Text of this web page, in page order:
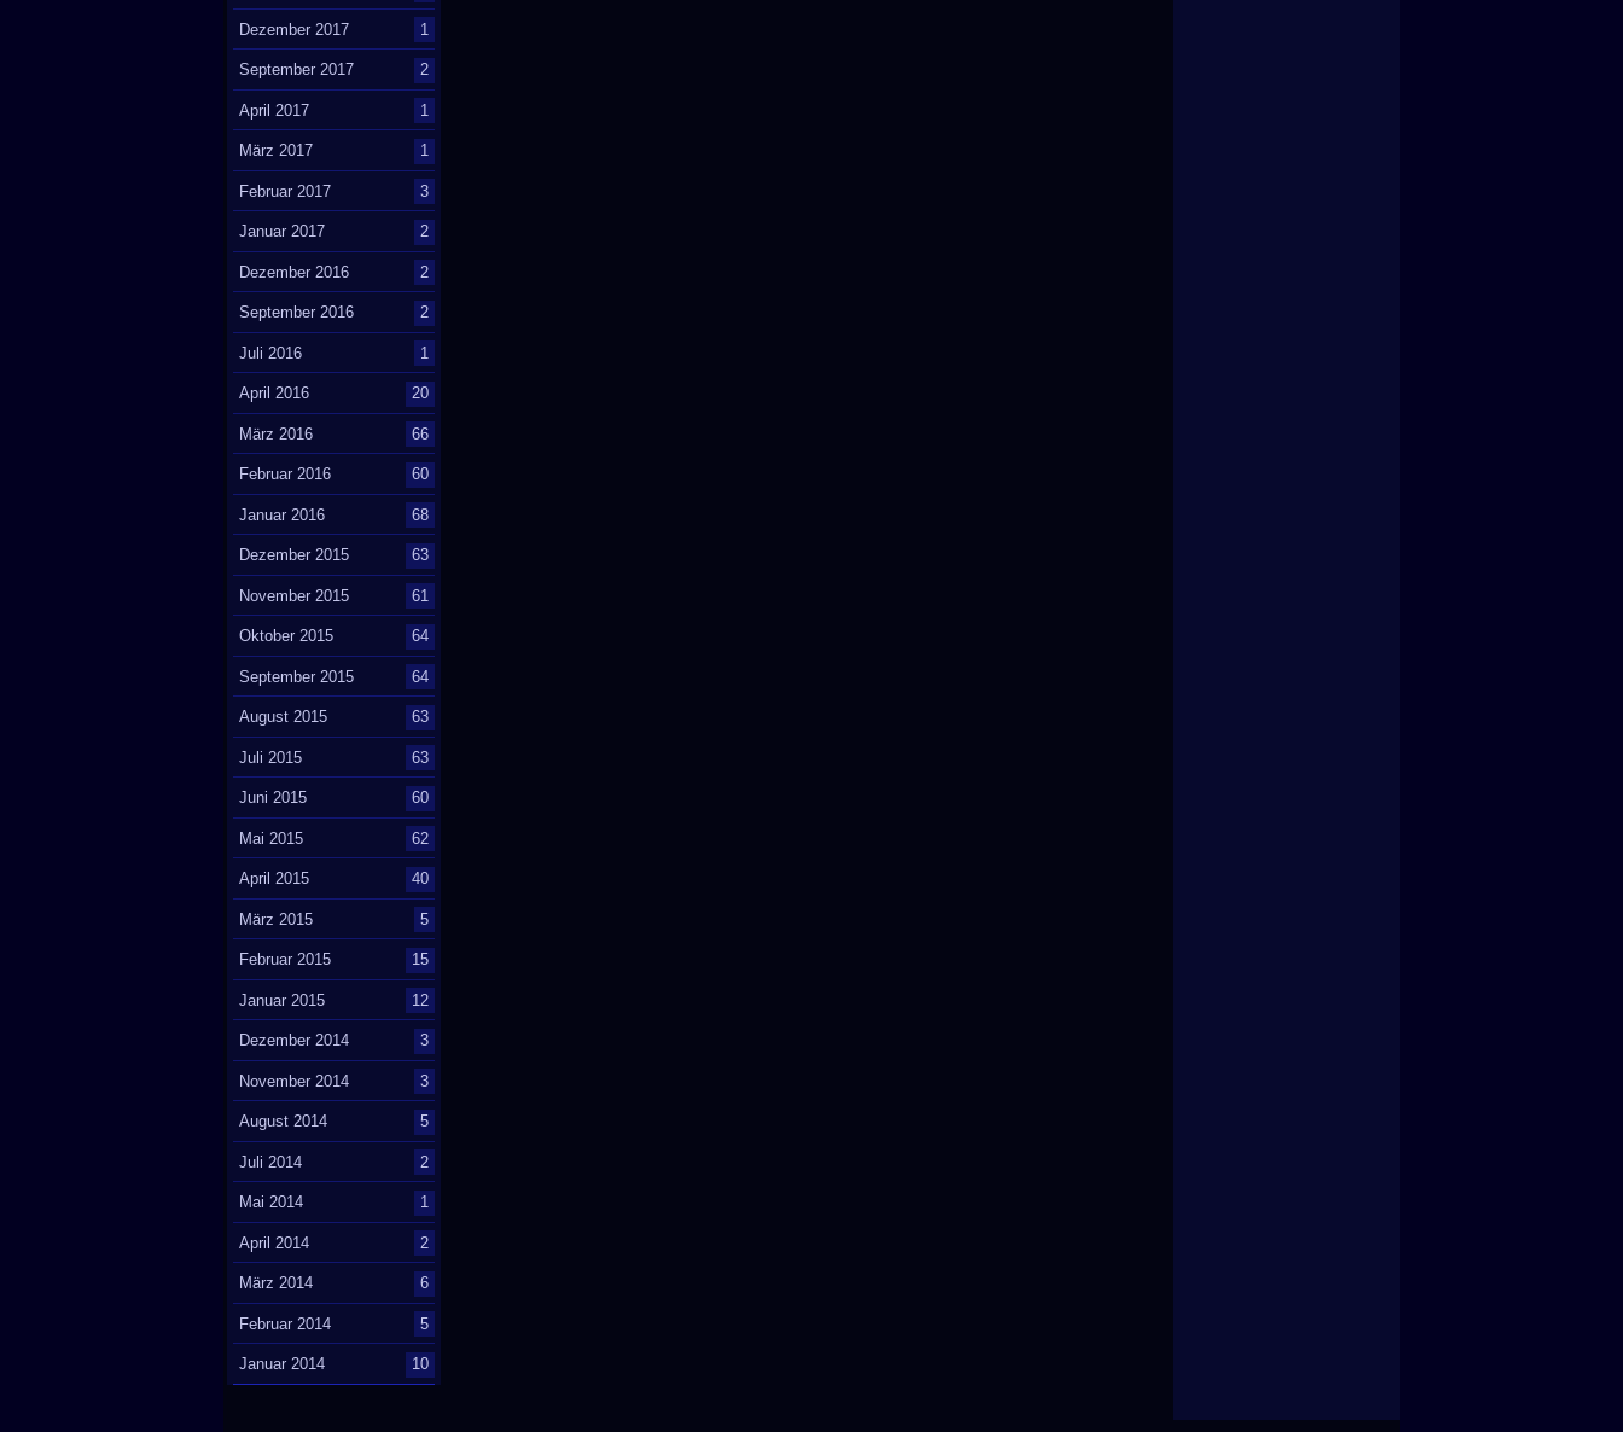
Dezember 2017 1
September 2017 2
April 2017 1
März 2017 1
Februar 2017 3
Januar 2017 2
Dezember 2016 2
September 2016 2
Juli 2016 1
April 2016 20
März 2016 66
Februar 2016 60
Januar 2016 68
Dezember 2015 63
November 2015 61
Oktober 2015 64
September 2015 64
August 2015 63
Juli 2015 63
Juni 2015 60
Mai 2015 62
April 2015 40
März 2015 5
Februar 2015 15
Januar 2015 12
Dezember 2014 3
November 2014 3
August 2014 5
Juli 2014 2
Mai 2014 1
April 2014 2
März 2014 6
Februar 2014 5
Januar 2014 10